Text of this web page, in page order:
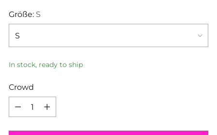
Größe: S
In stock, ready to ship
Crowd